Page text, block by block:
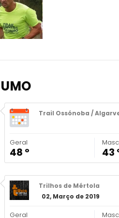
Trail Ossónoba /
Geral
48 º 43
Trilhos de Mértola
02, Março de 2019
Geral